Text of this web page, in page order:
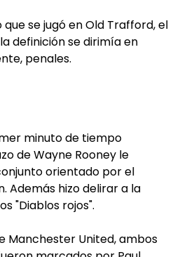
se jugó en Old Trafford, el
definición se dirimía en
penales.
minuto de tiempo
de Wayne Rooney le
orientado por el
Además hizo delirar a la
"Diablos rojos".
Manchester United, ambos